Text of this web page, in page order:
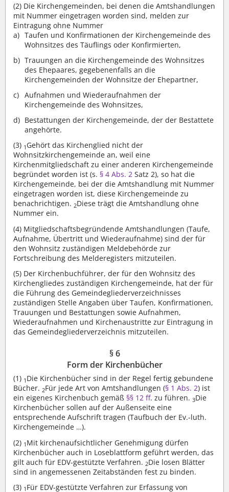
(2) Die Kirchengemeinden, bei denen die Amtshandlungen
mit Nummer eingetragen worden sind, melden zur
Eintragung ohne Nummer
Taufen und Konfirmationen der Kirchengemeinde des
Wohnsitzes des Täuflings oder Konfirmierten,
Trauungen an die Kirchengemeinde des Wohnsitzes
des Ehepaares, gegebenenfalls an die
Kirchengemeinden der Wohnsitze der Ehepartner,
Aufnahmen und Wiederaufnahmen der
Kirchengemeinde des Wohnsitzes,
Bestattungen der Kirchengemeinde, der der Bestattete
angehörte.
(3) 1 Gehört das Kirchenglied nicht der
Wohnsitzkirchengemeinde an, weil eine
Kirchenmitgliedschaft zu einer anderen Kirchengemeinde
begründet worden ist (s. § 4 Abs. 2 Satz 2), so hat die
Kirchengemeinde, bei der die Amtshandlung mit Nummer
eingetragen worden ist, diese Kirchengemeinde zu
benachrichtigen. 2Diese trägt die Amtshandlung ohne
Nummer ein.
(4) Mitgliedschaftsbegründende Amtshandlungen (Taufe,
Aufnahme, Übertritt und Wiederaufnahme) sind der für
den Wohnsitz zuständigen Meldebehörde zur
Fortschreibung des Melderegisters mitzuteilen.
(5) Der Kirchenbuchführer, der für den Wohnsitz des
Kirchengliedes zuständigen Kirchengemeinde, hat der für
die Führung des Gemeindegliederverzeichnisses
zuständigen Stelle Angaben über Taufen, Konfirmationen,
Trauungen und Bestattungen sowie Aufnahmen,
Wiederaufnahmen und Kirchenaustritte zur Eintragung in
das Gemeindegliederverzeichnis mitzuteilen.
§ 6
Form der Kirchenbücher
(1) 1 Die Kirchenbücher sind in der Regel fertig gebundene
Bücher. 2Für jede Art von Amtshandlungen (§ 1 Abs. 2) ist
ein eigenes Kirchenbuch gemäß §§ 12 ff. zu führen. 3Die
Kirchenbücher sollen auf der Außenseite eine
entsprechende Aufschrift tragen (Taufbuch der Ev.-luth.
Kirchengemeinde …).
(2) 1 Mit kirchenaufsichtlicher Genehmigung dürfen
Kirchenbücher auch in Loseblattform geführt werden, das
gilt auch für EDV-gestützte Verfahren. 2Die losen Blätter
sind in angemessenen Zeitabständen fest zu binden.
(3) 1 Für EDV-gestützte Verfahren zur Erfassung von